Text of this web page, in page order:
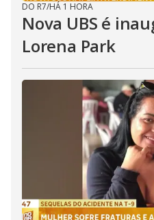
DO R7/HÁ 1 HORA
Nova UBS é
Lorena Park